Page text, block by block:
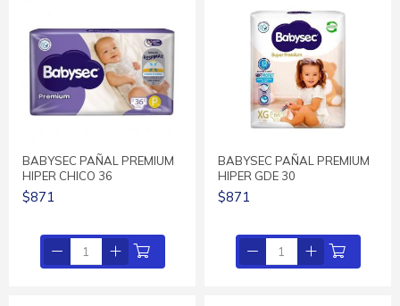
BABYSEC PAÑAL PREMIUM
HIPER CHICO 36
$871
BABYSEC PAÑAL PREMIUM
HIPER GDE 30
$871